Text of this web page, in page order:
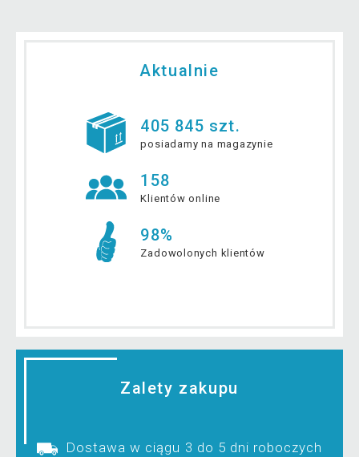
Aktualnie
405 845 szt.
posiadamy na magazynie
158
Klientów online
98%
Zadowolonych klientów
Zalety zakupu
Dostawa w ciągu 3 do 5 dni roboczych